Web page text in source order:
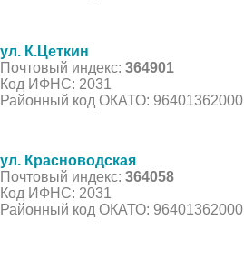
ул. К.Цеткин
Почтовый индекс: 364901
Код ИФНС: 2031
Районный код ОКАТО: 96401362000
ул. Красноводская
Почтовый индекс: 364058
Код ИФНС: 2031
Районный код ОКАТО: 96401362000